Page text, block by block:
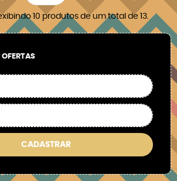
10 produtos de um total de 13.
OFERTAS
CADASTRAR